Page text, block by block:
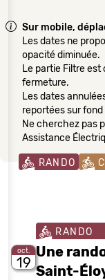
Sur mobile,
Les dates ne
opacité diminuée.
Le partie Filtre
fermeture.
Les dates
reportées sur fond
Ne cherchez pas
Assistance
RANDO
oct.
19
RANDO
Une
Saint-